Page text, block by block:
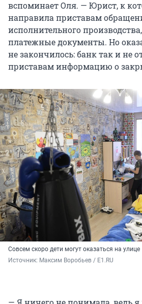
вспоминает Оля. — Юрист, к
направила приставам
исполнительного
платежные документы. Но
не закончилось: банк так и не
приставам информацию о
Совсем скоро дети могут оказаться на улице
Источник: Максим Воробьев / E1.RU